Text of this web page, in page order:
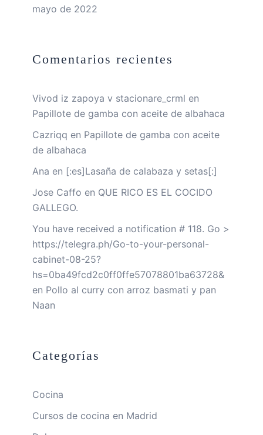
mayo de 2022
Comentarios recientes
Vivod iz zapoya v stacionare_crml en
Papillote de gamba con aceite de albahaca
Cazriqq en Papillote de gamba con aceite
de albahaca
Ana en [:es]Lasaña de calabaza y setas[:]
Jose Caffo en QUE RICO ES EL COCIDO
GALLEGO.
You have received a notification # 118. Go >
https://telegra.ph/Go-to-your-personal-
cabinet-08-25?
hs=0ba49fcd2c0ff0ffe57078801ba63728&
en Pollo al curry con arroz basmati y pan
Naan
Categorías
Cocina
Cursos de cocina en Madrid